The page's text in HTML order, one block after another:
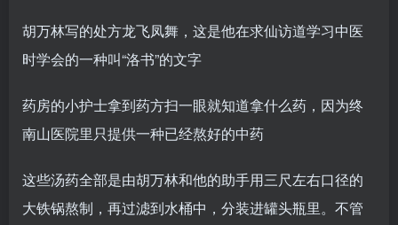
胡万林写的处方龙飞凤舞，这是他在求仙访道学习中医
时学会的一种叫“洛书”的文字
药房的小护士拿到药方扫一眼就知道拿什么药，因为终
南山医院里只提供一种已经熬好的中药
这些汤药全部是由胡万林和他的助手用三尺左右口径的
大铁锅熬制，再过滤到水桶中，分装进罐头瓶里。不管